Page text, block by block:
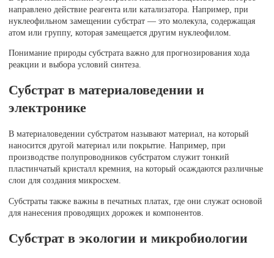
направлено действие реагента или катализатора. Например, при
нуклеофильном замещении субстрат — это молекула, содержащая
атом или группу, которая замещается другим нуклеофилом.
Понимание природы субстрата важно для прогнозирования хода
реакции и выбора условий синтеза.
Субстрат в материаловедении и
электронике
В материаловедении субстратом называют материал, на который
наносится другой материал или покрытие. Например, при
производстве полупроводников субстратом служит тонкий
пластинчатый кристалл кремния, на который осаждаются различные
слои для создания микросхем.
Субстраты также важны в печатных платах, где они служат основой
для нанесения проводящих дорожек и компонентов.
Субстрат в экологии и микробиологии